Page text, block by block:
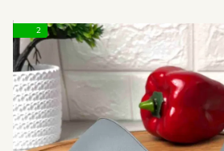
2